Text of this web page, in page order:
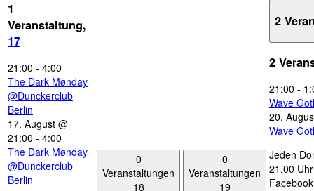
1
Veranstaltung,
17
21:00 - 4:00
The Dark Mønday
@Dunckerclub
Berlin
17. August @
21:00 - 4:00
The Dark Mønday
@Dunckerclub
Berlin
0
Veranstaltungen
18
0
Veranstaltungen
19
2
2
21:00 -
Wave
20.
Wave
Jeden
21.00